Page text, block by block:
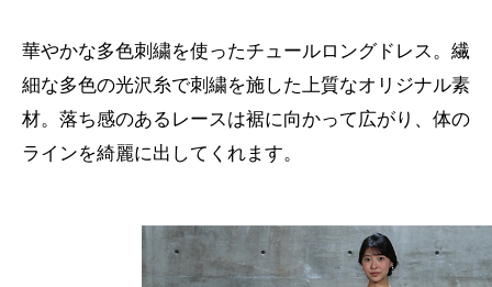
華やかな多色刺繍を使ったチュールロングドレス。繊
細な多色の光沢糸で刺繍を施した上質なオリジナル素
材。落ち感のあるレースは裾に向かって広がり、体の
ラインを綺麗に出してくれます。